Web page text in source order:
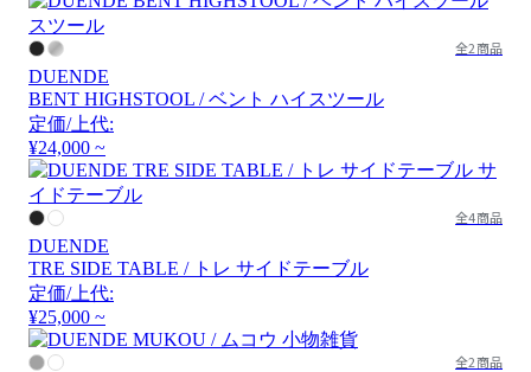
全2商品
DUENDE
BENT HIGHSTOOL / ベント ハイスツール
定価/上代:
¥24,000 ~
全4商品
DUENDE
TRE SIDE TABLE / トレ サイドテーブル
定価/上代:
¥25,000 ~
全2商品